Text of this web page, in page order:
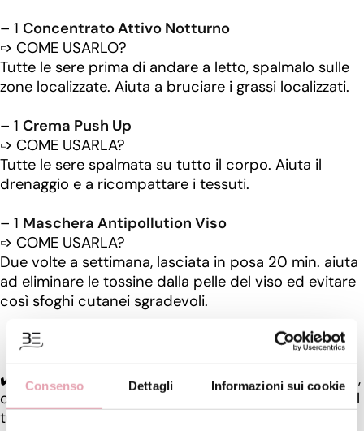
Consenso Dettagli Informazioni sui cookie
– 1 Concentrato Attivo Notturno
➩ COME USARLO?
Tutte le sere prima di andare a letto, spalmalo sulle
zone localizzate. Aiuta a bruciare i grassi localizzati.
– 1 Crema Push Up
➩ COME USARLA?
Tutte le sere spalmata su tutto il corpo. Aiuta il
drenaggio e a ricompattare i tessuti.
– 1 Maschera Antipollution Viso
➩ COME USARLA?
Due volte a settimana, lasciata in posa 20 min. aiuta
ad eliminare le tossine dalla pelle del viso ed evitare
così sfoghi cutanei sgradevoli.
✔️Per scoprire se è il KIT più giusto per te,clicca qui ,
compila il TEST e scopri il livello di intossicazione del
tuo corpo.